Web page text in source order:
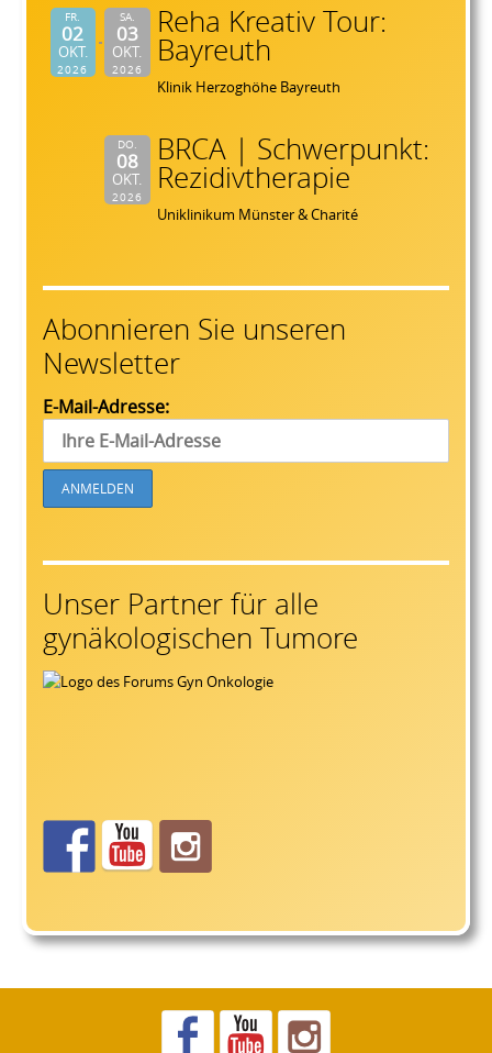
FR.
02
OKT.
2026
SA.
03
OKT.
2026
Reha Kreativ Tour:
Bayreuth
Klinik Herzoghöhe Bayreuth
DO.
08
OKT.
2026
BRCA | Schwerpunkt:
Rezidivtherapie
Uniklinikum Münster & Charité
Abonnieren Sie unseren
Newsletter
E-Mail-Adresse:
Unser Partner für alle
gynäkologischen Tumore